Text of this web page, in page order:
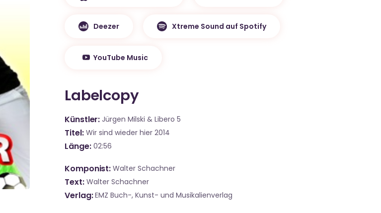
Deezer Xtreme Sound auf Spotify
YouTube Music
Labelcopy
Künstler Jürgen Milski & Libero 5
Titel Wir sind wieder hier 2014
Länge 02:56
Komponist Walter Schachner
Text Walter Schachner
Verlag EMZ Buch-, Kunst- und Musikalienverlag